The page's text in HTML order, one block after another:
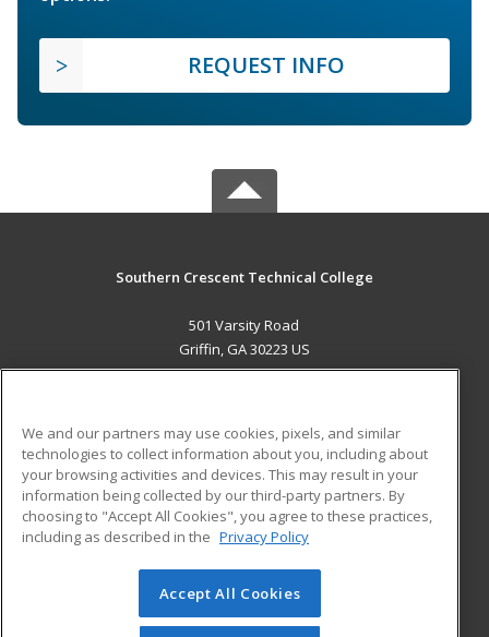
REQUEST INFO
Southern Crescent Technical College
501 Varsity Road
Griffin, GA 30223 US
ADDITIONAL RESOURCES
Military
Financial Assistance
Help
Student Blog
© 2026 ed2go, a division of Cengage Learning. All rights
reserved. The material on this site cannot be reproduced or
We and our partners may use cookies, pixels, and similar
technologies to collect information about you, including about
your browsing activities and devices. This may result in your
information being collected by our third-party partners. By
choosing to "Accept All Cookies", you agree to these practices,
including as described in the Privacy Policy
Accept All Cookies